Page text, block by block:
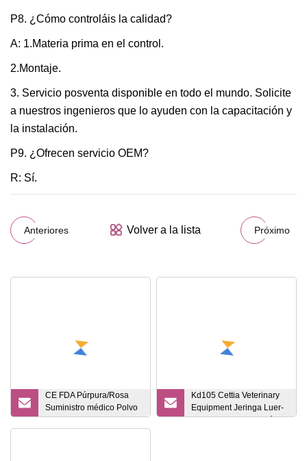
P8. ¿Cómo controláis la calidad?
A: 1.Materia prima en el control.
2.Montaje.
3. Servicio posventa disponible en todo el mundo. Solicite
a nuestros ingenieros que lo ayuden con la capacitación y
la instalación.
P9. ¿Ofrecen servicio OEM?
R: Sí.
Anteriores Volver a la lista Próximo
CE FDA Púrpura/Rosa
Suministro médico Polvo
Desechable Violeta Azul
Kd105 Cettia Veterinary
Equipment Jeringa Luer-
Lock continua automática